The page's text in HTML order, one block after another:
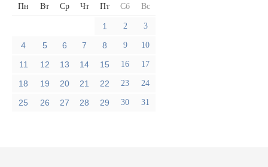
Пн Вт Ср Чт Пт Сб Вс
1 2 3
4 5 6 7 8 9 10
11 12 13 14 15 16 17
18 19 20 21 22 23 24
25 26 27 28 29 30 31